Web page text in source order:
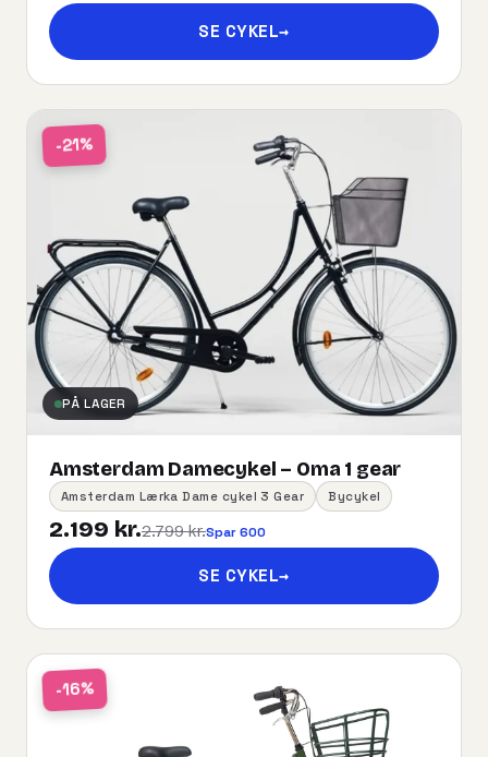
SE CYKEL→
-21%
PÅ LAGER
Amsterdam Damecykel – Oma 1 gear
Amsterdam Lærka Dame cykel 3 Gear Bycykel
2.199 kr.2.799 kr.Spar 600
SE CYKEL→
-16%